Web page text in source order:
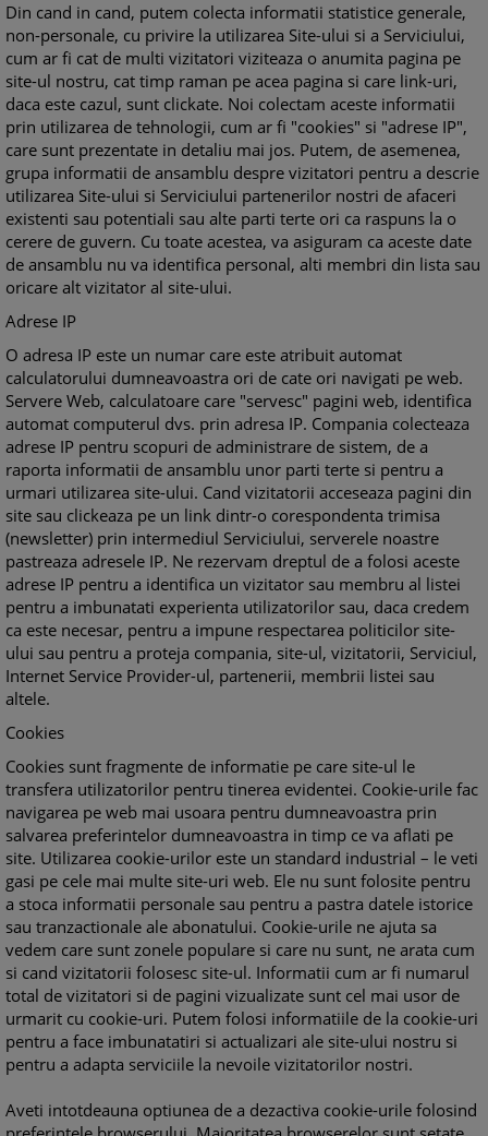
Din cand in cand, putem colecta informatii statistice generale,
non-personale, cu privire la utilizarea Site-ului si a Serviciului,
cum ar fi cat de multi vizitatori viziteaza o anumita pagina pe
site-ul nostru, cat timp raman pe acea pagina si care link-uri,
daca este cazul, sunt clickate. Noi colectam aceste informatii
prin utilizarea de tehnologii, cum ar fi "cookies" si "adrese IP",
care sunt prezentate in detaliu mai jos. Putem, de asemenea,
grupa informatii de ansamblu despre vizitatori pentru a descrie
utilizarea Site-ului si Serviciului partenerilor nostri de afaceri
existenti sau potentiali sau alte parti terte ori ca raspuns la o
cerere de guvern. Cu toate acestea, va asiguram ca aceste date
de ansamblu nu va identifica personal, alti membri din lista sau
oricare alt vizitator al site-ului.
Adrese IP
O adresa IP este un numar care este atribuit automat
calculatorului dumneavoastra ori de cate ori navigati pe web.
Servere Web, calculatoare care "servesc" pagini web, identifica
automat computerul dvs. prin adresa IP. Compania colecteaza
adrese IP pentru scopuri de administrare de sistem, de a
raporta informatii de ansamblu unor parti terte si pentru a
urmari utilizarea site-ului. Cand vizitatorii acceseaza pagini din
site sau clickeaza pe un link dintr-o corespondenta trimisa
(newsletter) prin intermediul Serviciului, serverele noastre
pastreaza adresele IP. Ne rezervam dreptul de a folosi aceste
adrese IP pentru a identifica un vizitator sau membru al listei
pentru a imbunatati experienta utilizatorilor sau, daca credem
ca este necesar, pentru a impune respectarea politicilor site-
ului sau pentru a proteja compania, site-ul, vizitatorii, Serviciul,
Internet Service Provider-ul, partenerii, membrii listei sau
altele.
Cookies
Cookies sunt fragmente de informatie pe care site-ul le
transfera utilizatorilor pentru tinerea evidentei. Cookie-urile fac
navigarea pe web mai usoara pentru dumneavoastra prin
salvarea preferintelor dumneavoastra in timp ce va aflati pe
site. Utilizarea cookie-urilor este un standard industrial – le veti
gasi pe cele mai multe site-uri web. Ele nu sunt folosite pentru
a stoca informatii personale sau pentru a pastra datele istorice
sau tranzactionale ale abonatului. Cookie-urile ne ajuta sa
vedem care sunt zonele populare si care nu sunt, ne arata cum
si cand vizitatorii folosesc site-ul. Informatii cum ar fi numarul
total de vizitatori si de pagini vizualizate sunt cel mai usor de
urmarit cu cookie-uri. Putem folosi informatiile de la cookie-uri
pentru a face imbunatatiri si actualizari ale site-ului nostru si
pentru a adapta serviciile la nevoile vizitatorilor nostri.
Aveti intotdeauna optiunea de a dezactiva cookie-urile folosind